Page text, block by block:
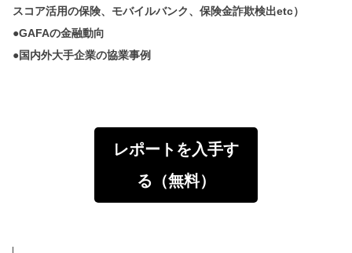
スコア活用の保険、モバイルバンク、保険金詐欺検出etc）
●GAFAの金融動向
●国内外大手企業の協業事例
レポートを入手す
る（無料）